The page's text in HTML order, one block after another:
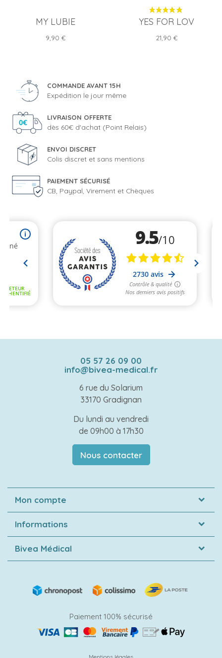
MY LUBIE
Prix
9,90 €
YES FOR LOV
Prix
21,90 €
COMMANDE AVANT 15H
Expédition le jour même
LIVRAISON OFFERTE
dès 60€ d'achat (Point Relais)
ENVOI DISCRET
Colis discret et sans mentions
PAIEMENT SÉCURISÉ
CB, Paypal, Virement et Chèques
05 57 26 09 00
info@bivea-medical.fr
6 rue du Solarium
33170 Gradignan
Du lundi au vendredi
de 09h00 à 17h30
Nous contacter
Mon compte
Informations
Bivea Médical
Paiement 100% sécurisé